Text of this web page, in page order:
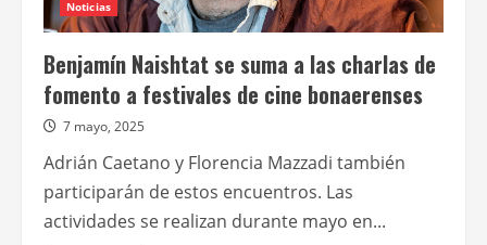
Noticias
Benjamín Naishtat se suma a las charlas de
fomento a festivales de cine bonaerenses
7 mayo, 2025
Adrián Caetano y Florencia Mazzadi también
participarán de estos encuentros. Las
actividades se realizan durante mayo en...